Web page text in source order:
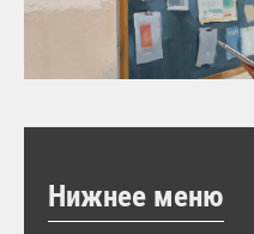
Нижнее меню